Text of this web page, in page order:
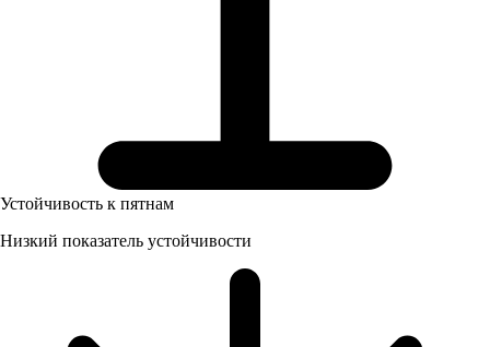
Устойчивость к пятнам
Низкий показатель устойчивости